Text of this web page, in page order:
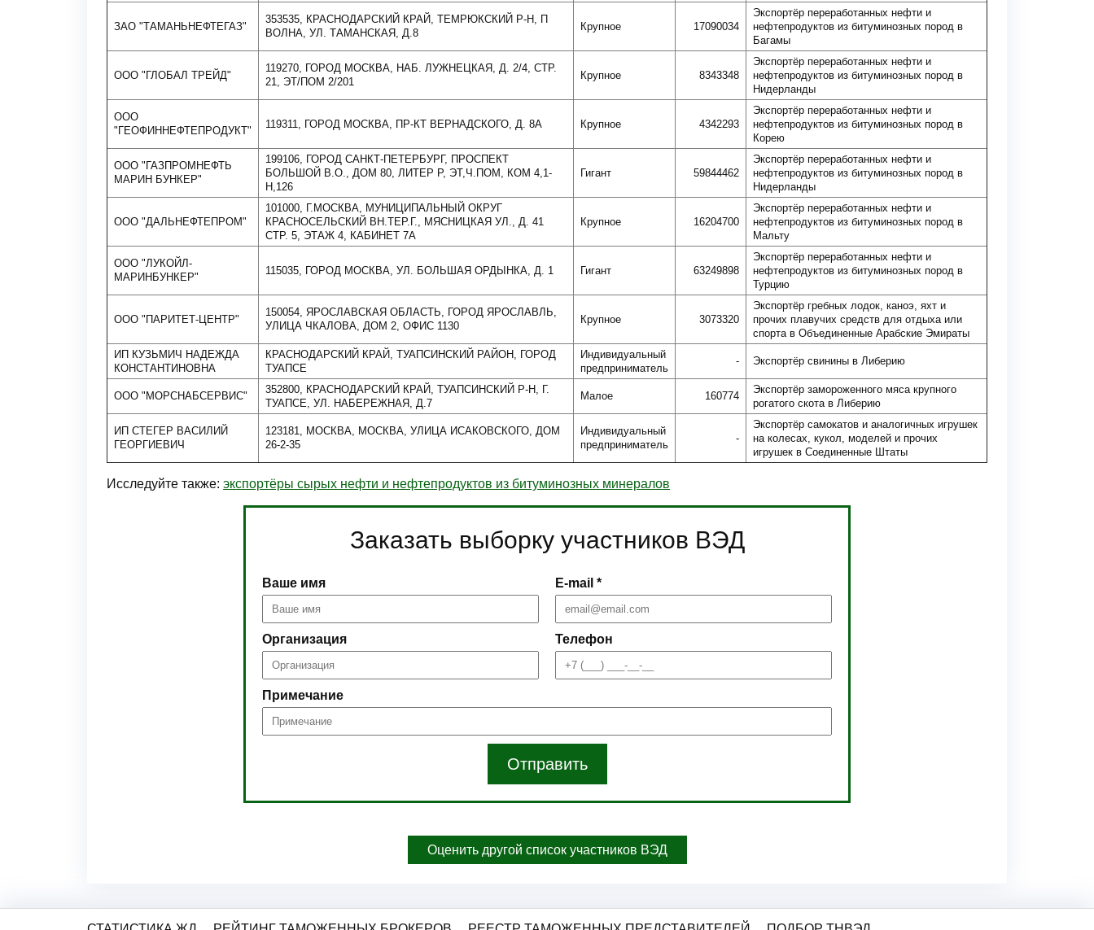
ЗАО "ТАМАНЬНЕФТЕГАЗ"
353535, КРАСНОДАРСКИЙ КРАЙ, ТЕМРЮКСКИЙ Р-Н, П
ВОЛНА, УЛ. ТАМАНСКАЯ, Д.8
Крупное 17090034
Экспортёр переработанных нефти и
нефтепродуктов из битуминозных пород в
Багамы
ООО "ГЛОБАЛ ТРЕЙД"
119270, ГОРОД МОСКВА, НАБ. ЛУЖНЕЦКАЯ, Д. 2/4, СТР.
21, ЭТ/ПОМ 2/201
Крупное 8343348
Экспортёр переработанных нефти и
нефтепродуктов из битуминозных пород в
Нидерланды
ООО
"ГЕОФИННЕФТЕПРОДУКТ"
119311, ГОРОД МОСКВА, ПР-КТ ВЕРНАДСКОГО, Д. 8А Крупное 4342293
Экспортёр переработанных нефти и
нефтепродуктов из битуминозных пород в
Корею
ООО "ГАЗПРОМНЕФТЬ
МАРИН БУНКЕР"
199106, ГОРОД САНКТ-ПЕТЕРБУРГ, ПРОСПЕКТ
БОЛЬШОЙ В.О., ДОМ 80, ЛИТЕР Р, ЭТ,Ч.ПОМ, КОМ 4,1-
Н,126
Гигант 59844462
Экспортёр переработанных нефти и
нефтепродуктов из битуминозных пород в
Нидерланды
ООО "ДАЛЬНЕФТЕПРОМ"
101000, Г.МОСКВА, МУНИЦИПАЛЬНЫЙ ОКРУГ
КРАСНОСЕЛЬСКИЙ ВН.ТЕР.Г., МЯСНИЦКАЯ УЛ., Д. 41
СТР. 5, ЭТАЖ 4, КАБИНЕТ 7А
Крупное 16204700
Экспортёр переработанных нефти и
нефтепродуктов из битуминозных пород в
Мальту
ООО "ЛУКОЙЛ-
МАРИНБУНКЕР"
115035, ГОРОД МОСКВА, УЛ. БОЛЬШАЯ ОРДЫНКА, Д. 1 Гигант 63249898
Экспортёр переработанных нефти и
нефтепродуктов из битуминозных пород в
Турцию
ООО "ПАРИТЕТ-ЦЕНТР"
150054, ЯРОСЛАВСКАЯ ОБЛАСТЬ, ГОРОД ЯРОСЛАВЛЬ,
УЛИЦА ЧКАЛОВА, ДОМ 2, ОФИС 1130
Крупное 3073320
Экспортёр гребных лодок, каноэ, яхт и
прочих плавучих средств для отдыха или
спорта в Объединенные Арабские Эмираты
ИП КУЗЬМИЧ НАДЕЖДА
КОНСТАНТИНОВНА
КРАСНОДАРСКИЙ КРАЙ, ТУАПСИНСКИЙ РАЙОН, ГОРОД
ТУАПСЕ
Индивидуальный
предприниматель
- Экспортёр свинины в Либерию
ООО "МОРСНАБСЕРВИС"
352800, КРАСНОДАРСКИЙ КРАЙ, ТУАПСИНСКИЙ Р-Н, Г.
ТУАПСЕ, УЛ. НАБЕРЕЖНАЯ, Д.7
Малое 160774
Экспортёр замороженного мяса крупного
рогатого скота в Либерию
ИП СТЕГЕР ВАСИЛИЙ
ГЕОРГИЕВИЧ
123181, МОСКВА, МОСКВА, УЛИЦА ИСАКОВСКОГО, ДОМ
26-2-35
Индивидуальный
предприниматель
-
Экспортёр самокатов и аналогичных игрушек
на колесах, кукол, моделей и прочих
игрушек в Соединенные Штаты
Исследуйте также: экспортёры сырых нефти и нефтепродуктов из битуминозных минералов
Заказать выборку участников ВЭД
Ваше имя E-mail *
Организация Телефон
Примечание
Отправить
Оценить другой список участников ВЭД